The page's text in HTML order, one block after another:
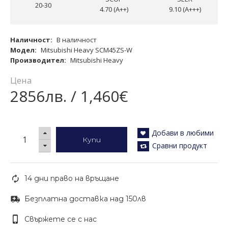
20-30
4.70 (A++)
9.10 (A+++)
Наличност: В наличност
Модел: Mitsubishi Heavy SCM45ZS-W
Производител: Mitsubishi Heavy
Цена
2856лв. / 1,460€
Купи
Добави в любими
Сравни продукт
14 дни право на връщане
Безплатна доставка над 150лв
Свържете се с нас